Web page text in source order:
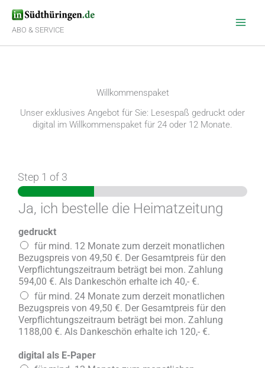
Inhalt
springen
ABO & SERVICE
Willkommenspaket
Unser exklusives Angebot für Sie: Lesespaß gedruckt oder
digital im Willkommenspaket für 24 oder 12 Monate.
Step 1 of 3
Ja, ich bestelle die Heimatzeitung
gedruckt
für mind. 12 Monate zum derzeit monatlichen
Bezugspreis von 49,50 €. Der Gesamtpreis für den
Verpflichtungszeitraum beträgt bei mon. Zahlung
594,00 €. Als Dankeschön erhalte ich 40,- €.
für mind. 24 Monate zum derzeit monatlichen
Bezugspreis von 49,50 €. Der Gesamtpreis für den
Verpflichtungszeitraum beträgt bei mon. Zahlung
1188,00 €. Als Dankeschön erhalte ich 120,- €.
digital als E-Paper